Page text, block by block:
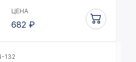
ЦЕНА
682 ₽
132